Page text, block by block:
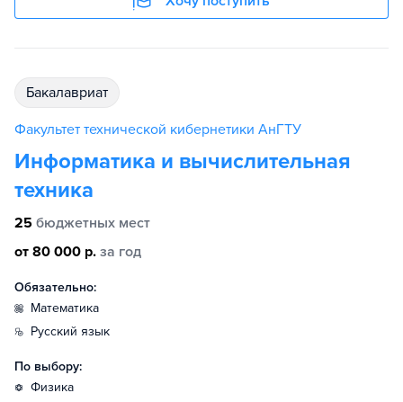
бакалавриат
Факультет технической кибернетики АнГТУ
Информатика и вычислительная
техника
25 бюджетных мест
от 80 000 р. за год
Обязательно:
математика
русский язык
По выбору:
физика